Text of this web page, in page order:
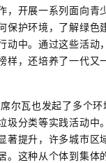
，开展一系列面向青
保护环境，了解绿色
动中。通过这些活动
样，还培养了一代又
尔瓦也发起了多个
圾分类等实践活动中
著提升，许多城市区
。这种从个体到集体